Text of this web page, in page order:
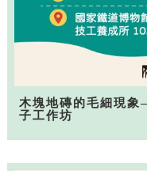
木塊地磚的毛細現
子工作坊